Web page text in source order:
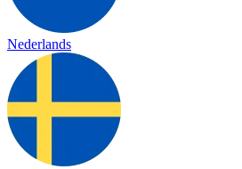
Nederlands